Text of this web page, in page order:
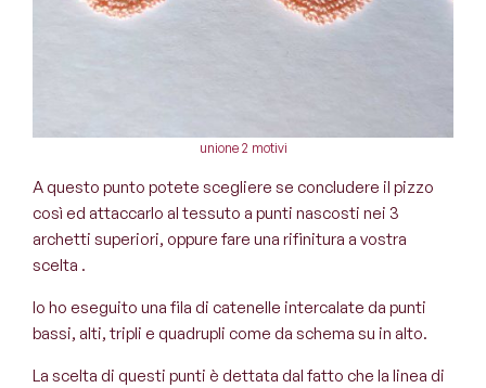
unione 2 motivi
A questo punto potete scegliere se concludere il pizzo
così ed attaccarlo al tessuto a punti nascosti nei 3
archetti superiori, oppure fare una rifinitura a vostra
scelta .
Io ho eseguito una fila di catenelle intercalate da punti
bassi, alti, tripli e quadrupli come da schema su in alto.
La scelta di questi punti è dettata dal fatto che la linea di